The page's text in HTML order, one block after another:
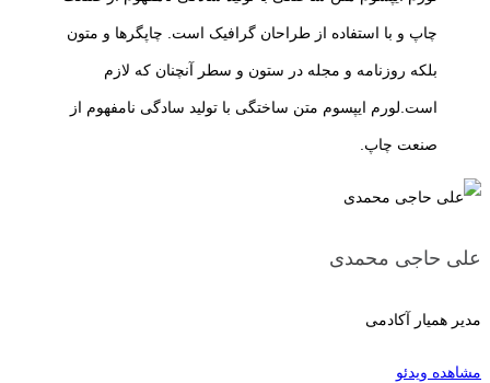
چاپ و با استفاده از طراحان گرافیک است. چاپگرها و متون
بلکه روزنامه و مجله در ستون و سطر آنچنان که لازم
است.لورم ایپسوم متن ساختگی با تولید سادگی نامفهوم از
صنعت چاپ.
علی حاجی محمدی
مدیر همیار آکادمی
مشاهده ویدئو